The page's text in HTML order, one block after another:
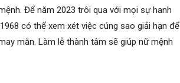
Để năm 2023 trôi qua với mọi sự hanh
có thể xem xét việc cúng sao giải hạn để
mắn. Làm lễ thành tâm sẽ giúp nữ mệnh